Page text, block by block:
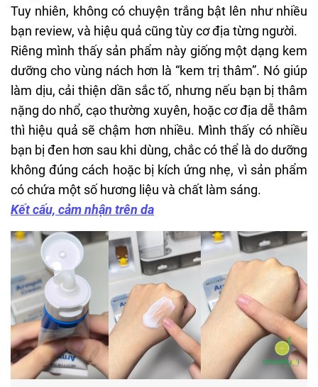
Tuy nhiên, không có chuyện trắng bật lên như nhiều
bạn review, và hiệu quả cũng tùy cơ địa từng người.
Riêng mình thấy sản phẩm này giống một dạng kem
dưỡng cho vùng nách hơn là “kem trị thâm”. Nó giúp
làm dịu, cải thiện dần sắc tố, nhưng nếu bạn bị thâm
nặng do nhổ, cạo thường xuyên, hoặc cơ địa dễ thâm
thì hiệu quả sẽ chậm hơn nhiều. Mình thấy có nhiều
bạn bị đen hơn sau khi dùng, chắc có thể là do dưỡng
không đúng cách hoặc bị kích ứng nhẹ, vì sản phẩm
có chứa một số hương liệu và chất làm sáng.
Kết cấu, cảm nhận trên da